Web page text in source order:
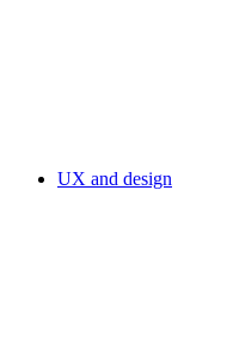
UX and design